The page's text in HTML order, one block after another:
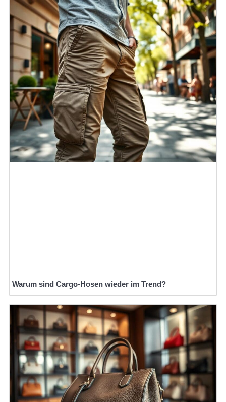
Warum sind Cargo-Hosen wieder im Trend?